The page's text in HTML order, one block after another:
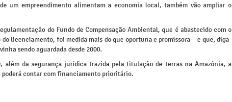
um empreendimento alimentam a economia local, também vão ampliar o
do Fundo de Compensação Ambiental, que é abastecido com o
licenciamento, foi medida mais do que oportuna e promissora – e que, diga-
sendo aguardada desde 2000.
além da segurança jurídica trazida pela titulação de terras na Amazônia, a
contar com financiamento prioritário.